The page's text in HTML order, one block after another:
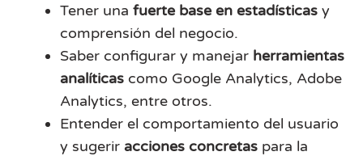
Tener una fuerte base en estadísticas y
comprensión del negocio.
Saber configurar y manejar herramientas
analíticas como Google Analytics, Adobe
Analytics, entre otros.
Entender el comportamiento del usuario
y sugerir acciones concretas para la